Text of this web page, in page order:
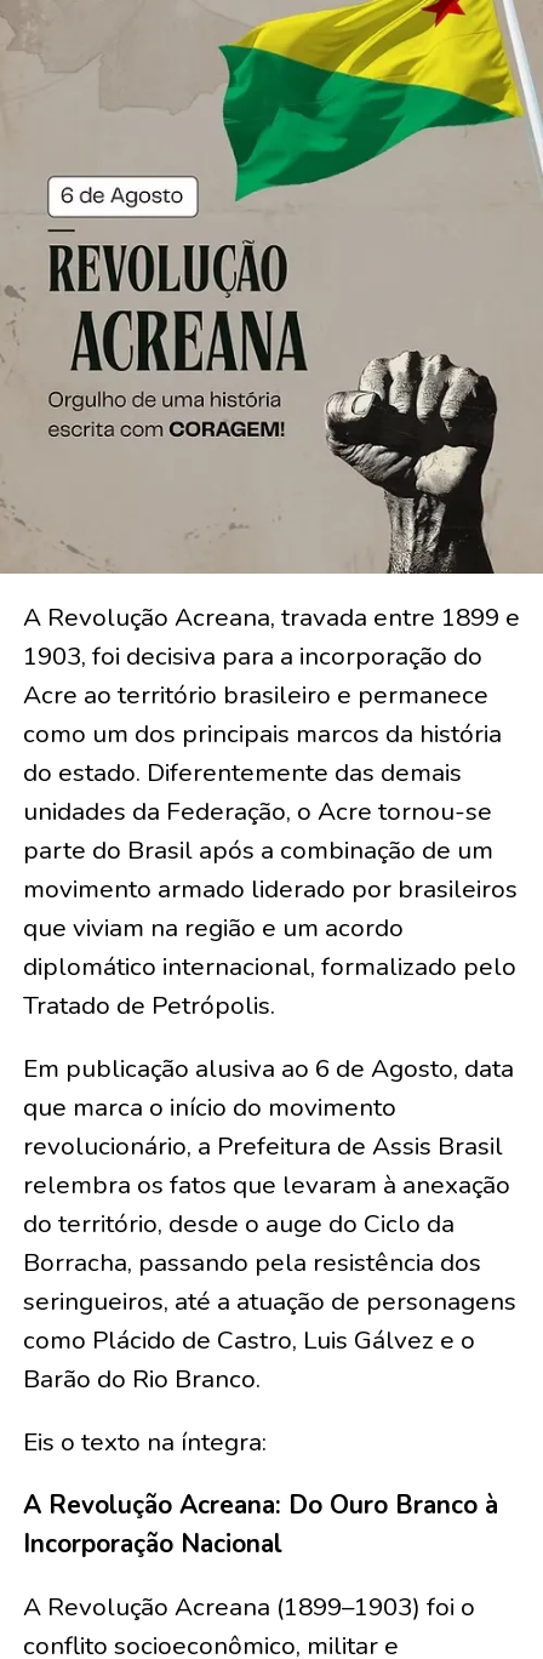
A Revolução Acreana, travada entre 1899 e
1903, foi decisiva para a incorporação do
Acre ao território brasileiro e permanece
como um dos principais marcos da história
do estado. Diferentemente das demais
unidades da Federação, o Acre tornou-se
parte do Brasil após a combinação de um
movimento armado liderado por brasileiros
que viviam na região e um acordo
diplomático internacional, formalizado pelo
Tratado de Petrópolis.
Em publicação alusiva ao 6 de Agosto, data
que marca o início do movimento
revolucionário, a Prefeitura de Assis Brasil
relembra os fatos que levaram à anexação
do território, desde o auge do Ciclo da
Borracha, passando pela resistência dos
seringueiros, até a atuação de personagens
como Plácido de Castro, Luis Gálvez e o
Barão do Rio Branco.
Eis o texto na íntegra:
A Revolução Acreana: Do Ouro Branco à
Incorporação Nacional
A Revolução Acreana (1899–1903) foi o
conflito socioeconômico, militar e